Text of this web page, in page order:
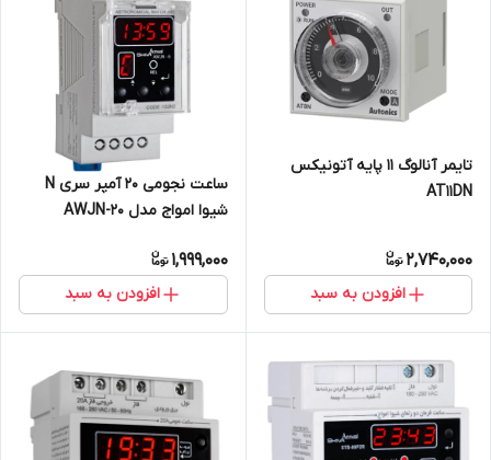
تایمر آنالوگ 11 پایه آتونیکس
AT11DN
2,740,000
افزودن به سبد
ساعت نجومی 20 آمپر سری N
شیوا امواج مدل AWJN-20
1,999,000
افزودن به سبد